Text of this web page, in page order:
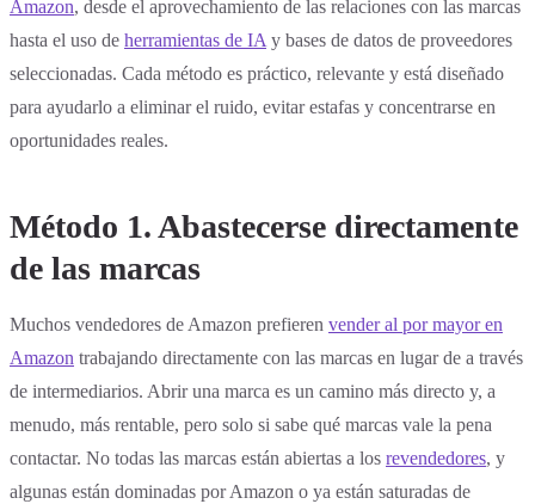
Amazon, desde el aprovechamiento de las relaciones con las marcas
hasta el uso de herramientas de IA y bases de datos de proveedores
seleccionadas. Cada método es práctico, relevante y está diseñado
para ayudarlo a eliminar el ruido, evitar estafas y concentrarse en
oportunidades reales.
Método 1. Abastecerse directamente
de las marcas
Muchos vendedores de Amazon prefieren vender al por mayor en
Amazon trabajando directamente con las marcas en lugar de a través
de intermediarios. Abrir una marca es un camino más directo y, a
menudo, más rentable, pero solo si sabe qué marcas vale la pena
contactar. No todas las marcas están abiertas a los revendedores, y
algunas están dominadas por Amazon o ya están saturadas de